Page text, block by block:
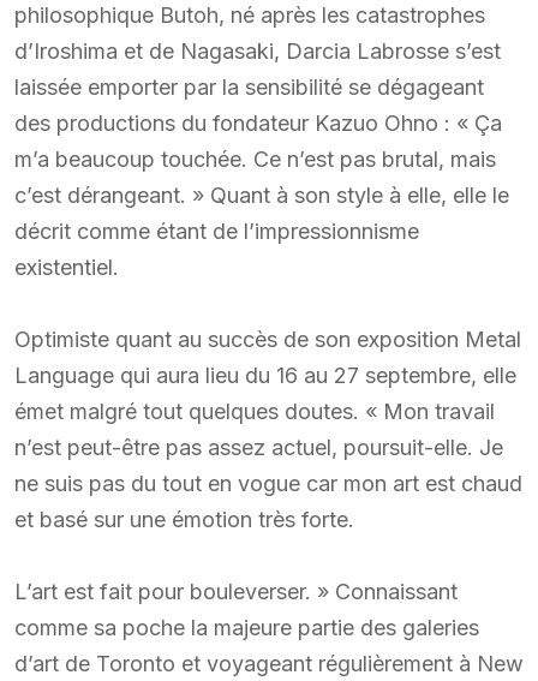
philosophique Butoh, né après les catastrophes
d’Iroshima et de Nagasaki, Darcia Labrosse s’est
laissée emporter par la sensibilité se dégageant
des productions du fondateur Kazuo Ohno : « Ça
m’a beaucoup touchée. Ce n’est pas brutal, mais
c’est dérangeant. » Quant à son style à elle, elle le
décrit comme étant de l’impressionnisme
existentiel.
Optimiste quant au succès de son exposition Metal
Language qui aura lieu du 16 au 27 septembre, elle
émet malgré tout quelques doutes. « Mon travail
n’est peut-être pas assez actuel, poursuit-elle. Je
ne suis pas du tout en vogue car mon art est chaud
et basé sur une émotion très forte.
L’art est fait pour bouleverser. » Connaissant
comme sa poche la majeure partie des galeries
d’art de Toronto et voyageant régulièrement à New